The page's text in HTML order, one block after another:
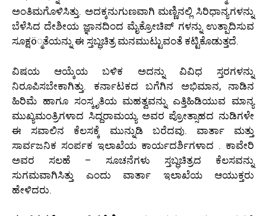
ಅಂತಿಮಗೊಳಿಸಿತ್ತು. ಅದಕ್ಕನುಗುಣವಾಗಿ ಮಣ್ಣಿನಲ್ಲಿ ಸಿರಿಧಾನ್ಯಗಳನ್ನು
ಬೆಳೆಸಿದ ದೇಶೀಯ ಜ್ಞಾನದಿಂದ ಮೈಕ್ರೋಚಿಪ್ ಗಳನ್ನು ಉತ್ಪಾದಿಸುವ
ಸೂಕ್ಷö್ಮತೆಯನ್ನು ಈ ಸ್ತಬ್ಧಚಿತ್ರ ಮನಮುಟ್ಟುವಂತೆ ಕಟ್ಟಿಕೊಡುತ್ತದೆ.
ವಿಷಯ ಆಯ್ಕೆಯ ಬಳಿಕ ಅದನ್ನು ವಿವಿಧ ಸ್ತರಗಳನ್ನು
ನಿರೂಪಿಸಬೇಕಾಗಿತ್ತು. ಕರ್ನಾಟಕದ ಬಗೆಗಿನ ಅಭಿಮಾನ, ನಾಡಿನ
ಹಿರಿಮೆ ಹಾಗೂ ಸಂಸ್ಕೃತಿಯ ಮಹತ್ವವನ್ನು ಎತ್ತಿಹಿಡಿಯುವ ಮಾನ್ಯ
ಮುಖ್ಯಮಂತ್ರಿಗಳಾದ ಸಿದ್ದರಾಮಯ್ಯ ಅವರ ಪ್ರೋತ್ಸಾಹದ ನುಡಿಗಳೇ
ಈ ಸವಾಲಿನ ಕೆಲಸಕ್ಕೆ ಮುನ್ನುಡಿ ಬರೆದವು. ವಾರ್ತಾ ಮತ್ತು
ಸಾರ್ವಜನಿಕ ಸಂರ್ಪಕ ಇಲಾಖೆಯ ಕಾರ್ಯದರ್ಶಿಗಳಾದ . ಕಾವೇರಿ
ಅವರ ಸಲಹೆ – ಸೂಚನೆಗಳು ಸ್ತಬ್ಧಚಿತ್ರದ ಕೆಲಸವನ್ನು
ಸುಗಮವಾಗಿಸಿತ್ತು ಎಂದು ವಾರ್ತಾ ಇಲಾಖೆಯ ಆಯುಕ್ತರು
ಹೇಳಿದರು.